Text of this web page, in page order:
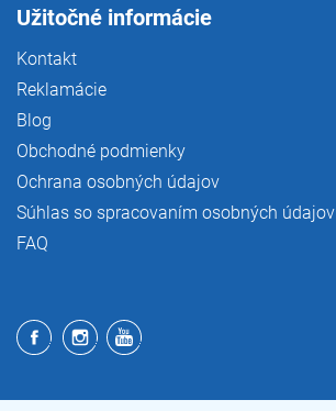
Užitočné informácie
Kontakt
Reklamácie
Blog
Obchodné podmienky
Ochrana osobných údajov
Súhlas so spracovaním osobných údajov
FAQ